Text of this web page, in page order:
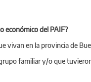
económico del PAIF?
vivan en la provincia de
familiar y/o que